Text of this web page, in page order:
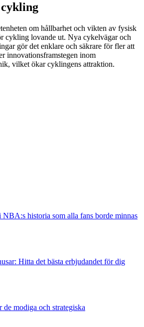
om hållbarhet och vikten av fysisk
cykling lovande ut. Nya cykelvägar och
gör det enklare och säkrare för fler att
innovationsframstegen inom
vilket ökar cyklingens attraktion.
historia som alla fans borde minnas
Hitta det bästa erbjudandet för dig
modiga och strategiska